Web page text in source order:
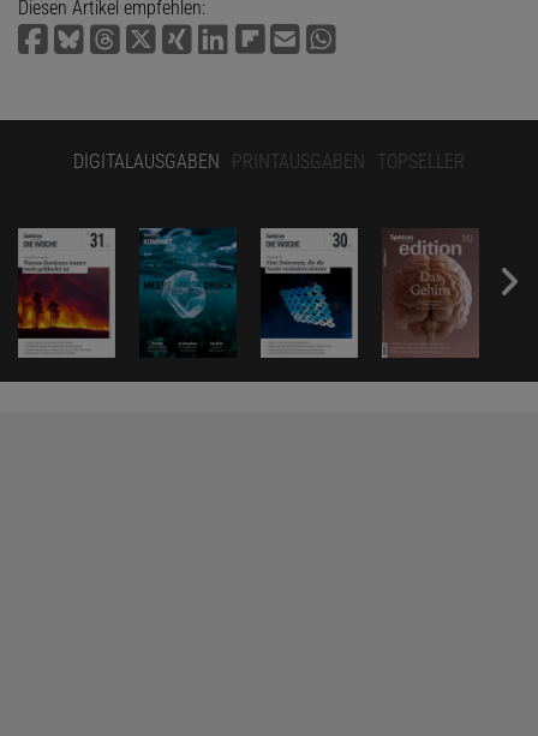
Diesen Artikel empfehlen:
DIGITALAUSGABEN PRINTAUSGABEN TOPSELLER